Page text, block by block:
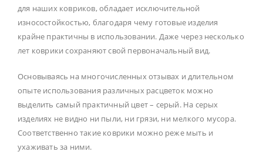
для наших ковриков, обладает исключительной
износостойкостью, благодаря чему готовые изделия
крайне практичны в использовании. Даже через несколько
лет коврики сохраняют свой первоначальный вид.
Основываясь на многочисленных отзывах и длительном
опыте использования различных расцветок можно
выделить самый практичный цвет – серый. На серых
изделиях не видно ни пыли, ни грязи, ни мелкого мусора.
Соответственно такие коврики можно реже мыть и
ухаживать за ними.